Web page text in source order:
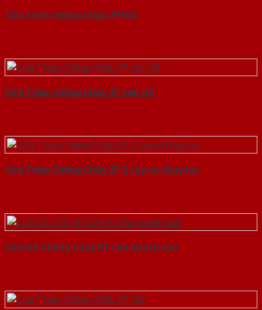
Cửa Thép Chống Cháy 2P1G2
Cửa Thép Chống Cháy 2P van Gỗ
Cửa Thép Chống Cháy 2P 2 tay co thuy luc
Cửa Gỗ Chống Cháy P1 cho khach san